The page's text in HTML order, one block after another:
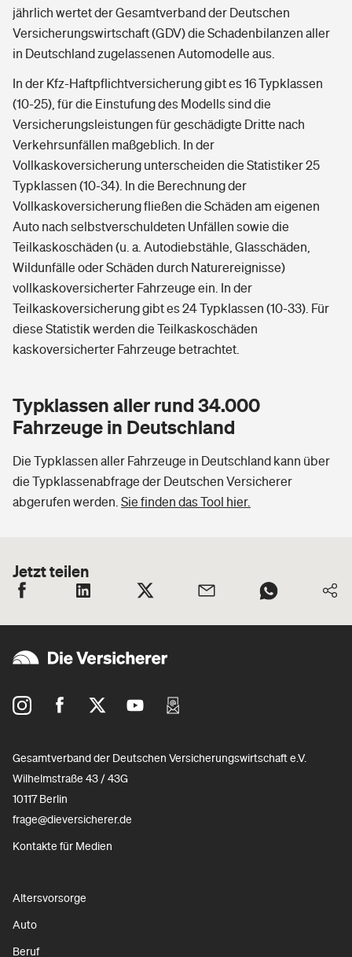
jährlich wertet der Gesamtverband der Deutschen
Versicherungswirtschaft (GDV) die Schadenbilanzen aller
in Deutschland zugelassenen Automodelle aus.
In der Kfz-Haftpflichtversicherung gibt es 16 Typklassen
(10-25), für die Einstufung des Modells sind die
Versicherungsleistungen für geschädigte Dritte nach
Verkehrsunfällen maßgeblich. In der
Vollkaskoversicherung unterscheiden die Statistiker 25
Typklassen (10-34). In die Berechnung der
Vollkaskoversicherung fließen die Schäden am eigenen
Auto nach selbstverschuldeten Unfällen sowie die
Teilkaskoschäden (u. a. Autodiebstähle, Glasschäden,
Wildunfälle oder Schäden durch Naturereignisse)
vollkaskoversicherter Fahrzeuge ein. In der
Teilkaskoversicherung gibt es 24 Typklassen (10-33). Für
diese Statistik werden die Teilkaskoschäden
kaskoversicherter Fahrzeuge betrachtet.
Typklassen aller rund 34.000
Fahrzeuge in Deutschland
Die Typklassen aller Fahrzeuge in Deutschland kann über
die Typklassenabfrage der Deutschen Versicherer
abgerufen werden. Sie finden das Tool hier.
Jetzt teilen
Gesamtverband der Deutschen Versicherungswirtschaft e.V.
Wilhelmstraße 43 / 43G
10117 Berlin
frage@dieversicherer.de
Kontakte für Medien
Altersvorsorge
Auto
Beruf